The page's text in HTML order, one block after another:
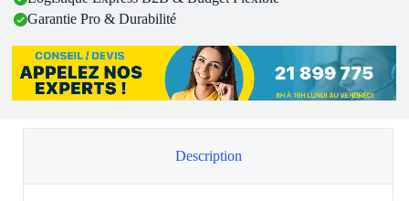
Garantie Pro & Durabilité
Description